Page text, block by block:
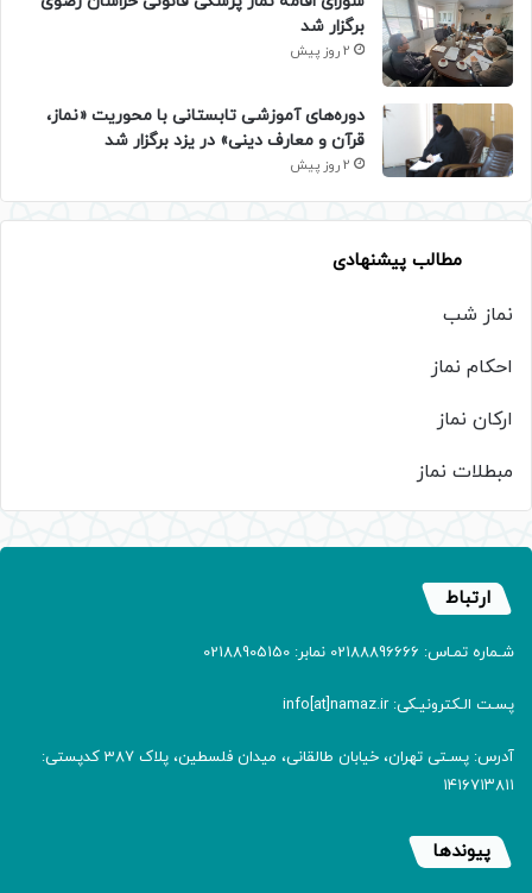
برگزار شد
2 روز پیش
دوره‌های آموزشی تابستانی با محوریت «نماز،
قرآن و معارف دینی» در یزد برگزار شد
2 روز پیش
مطالب پیشنهادی
نماز شب
احکام نماز
ارکان نماز
مبطلات نماز
ارتباط
شـماره تمـاس: 02188896666 نمابر: 02188905150
پسـت الـکترونیـکی: info[at]namaz.ir
آدرس: پسـتی تهران، خیابان طالقانی، میدان فلسطین، پلاک 387 کدپستی:
۱۴۱۶۷۱۳۸۱۱
پیوندها